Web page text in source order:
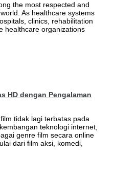
the most respected and
As healthcare systems
clinics, rehabilitation
healthcare organizations
HD dengan Pengalaman
tidak lagi terbatas pada
teknologi internet,
genre film secara online
dari film aksi, komedi,